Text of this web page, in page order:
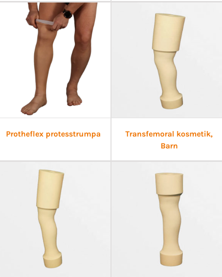
Protheflex protesstrumpa
Transfemoral kosmetik,
Barn